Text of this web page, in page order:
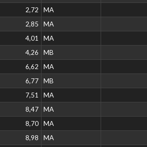
2,72 MA
2,85 MA
4,01 MA
4,26 MB
6,62 MA
6,77 MB
7,51 MA
8,47 MA
8,70 MA
8,98 MA